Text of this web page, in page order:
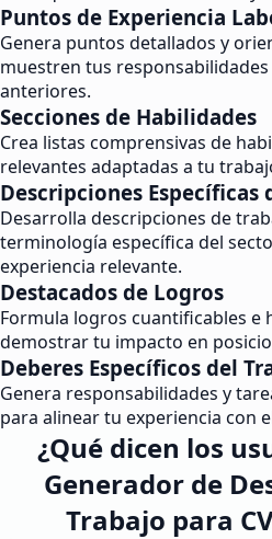
Puntos de Experiencia
Genera puntos detallados y
muestren tus
anteriores.
Secciones de Habilidades
Crea listas comprensivas de
relevantes adaptadas a tu
Descripciones Específicas
Desarrolla descripciones de
terminología específica del
experiencia relevante.
Destacados de Logros
Formula logros cuantificables e
demostrar tu impacto en
Deberes Específicos del
Genera responsabilidades y
para alinear tu experiencia con
¿Qué dicen los
Generador de
Trabajo para